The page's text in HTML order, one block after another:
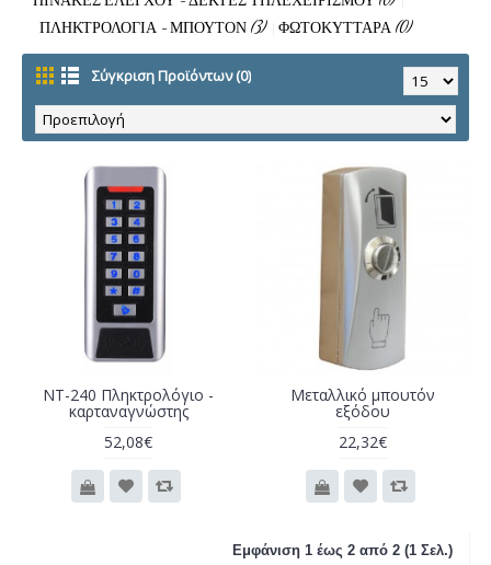
ΠΛΗΚΤΡΟΛΌΓΙΑ - ΜΠΟΥΤΌΝ (3) ΦΩΤΟΚΎΤΤΑΡΑ (0)
Σύγκριση Προϊόντων (0)
NT-240 Πληκτρολόγιο -
καρταναγνώστης
52,08€
Μεταλλικό μπουτόν
εξόδου
22,32€
Εμφάνιση 1 έως 2 από 2 (1 Σελ.)